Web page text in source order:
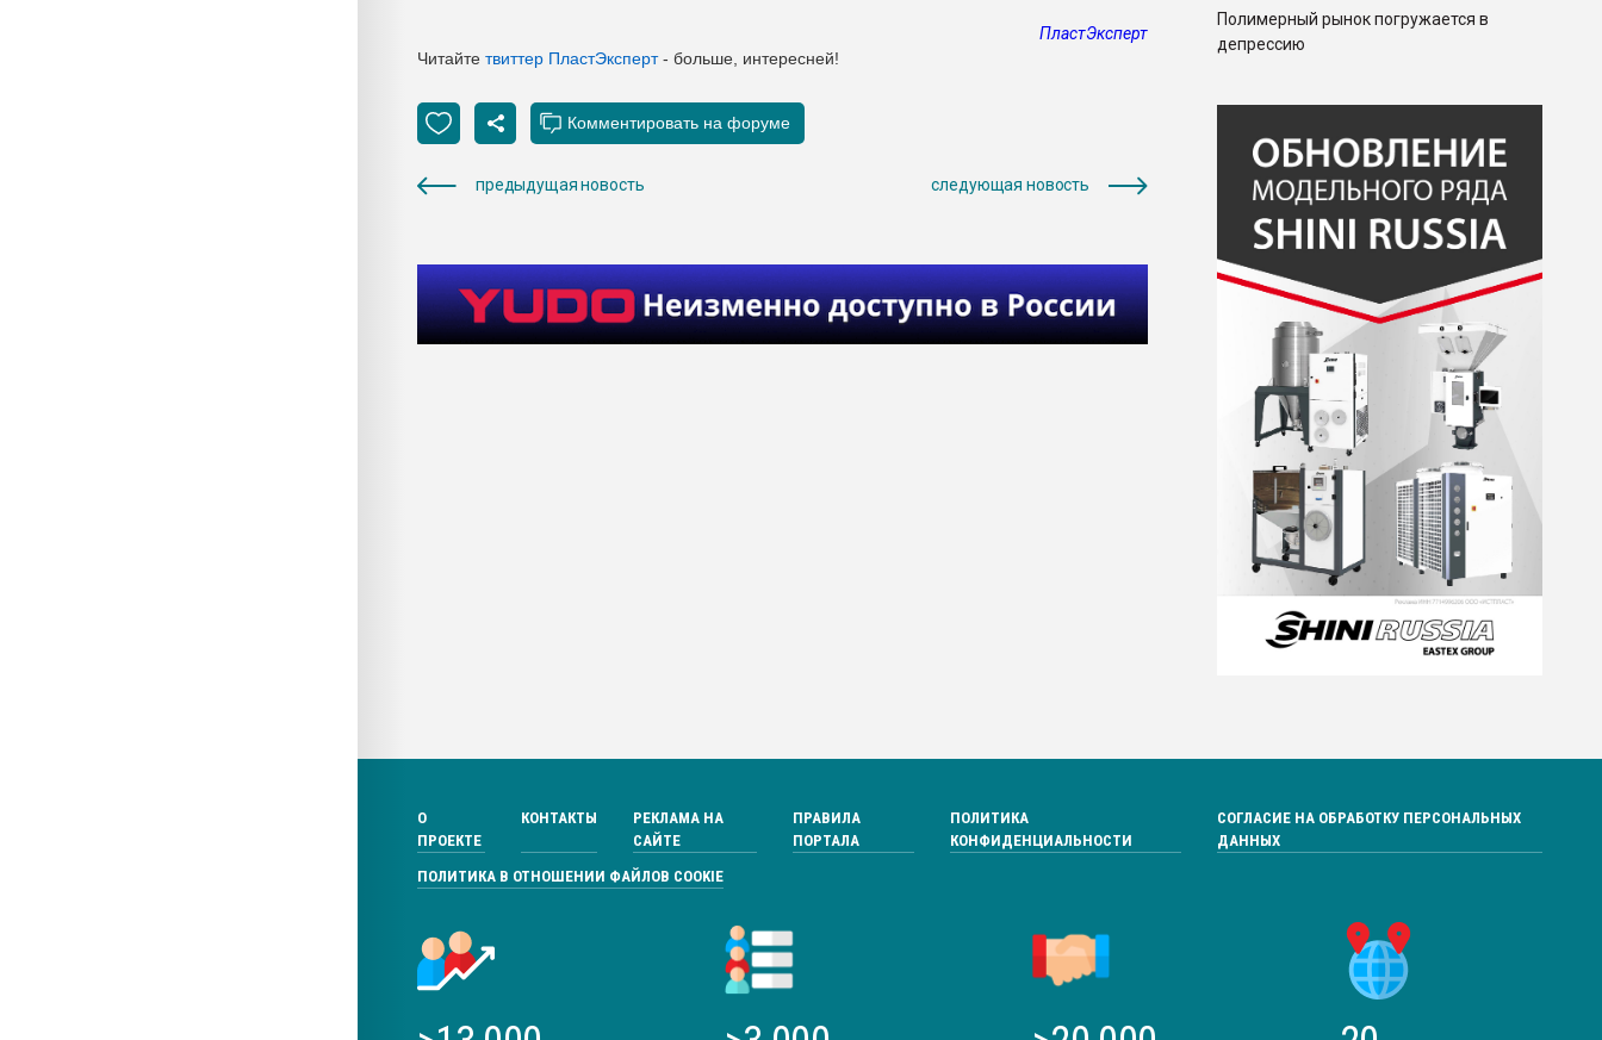
ПластЭксперт
Читайте твиттер ПластЭксперт- больше, интересней!
предыдущая новость следующая новость
Полимерный рынок погружается в
депрессию
О
ПРОЕКТЕ
КОНТАКТЫ
РЕКЛАМА НА
САЙТЕ
ПРАВИЛА
ПОРТАЛА
ПОЛИТИКА
КОНФИДЕНЦИАЛЬНОСТИ
СОГЛАСИЕ НА ОБРАБОТКУ ПЕРСОНАЛЬНЫХ
ДАННЫХ
ПОЛИТИКА В ОТНОШЕНИИ ФАЙЛОВ COOKIE